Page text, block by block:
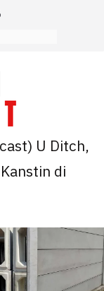
U Ditch,
di